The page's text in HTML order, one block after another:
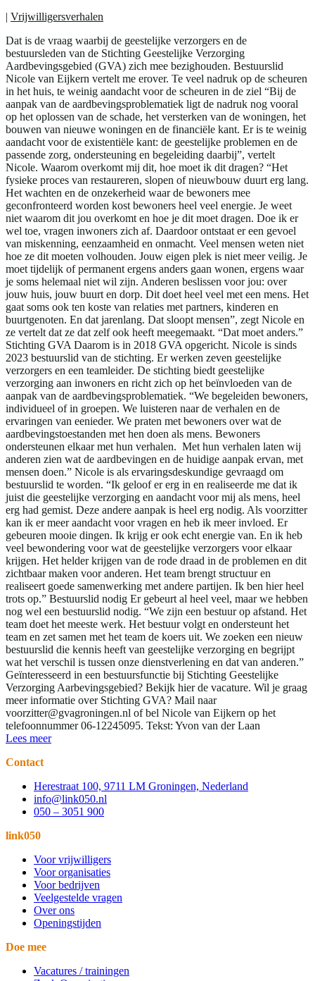
| Vrijwilligersverhalen
Dat is de vraag waarbij de geestelijke verzorgers en de
bestuursleden van de Stichting Geestelijke Verzorging
Aardbevingsgebied (GVA) zich mee bezighouden. Bestuurslid
Nicole van Eijkern vertelt me erover. Te veel nadruk op de scheuren
in het huis, te weinig aandacht voor de scheuren in de ziel “Bij de
aanpak van de aardbevingsproblematiek ligt de nadruk nog vooral
op het oplossen van de schade, het versterken van de woningen, het
bouwen van nieuwe woningen en de financiële kant. Er is te weinig
aandacht voor de existentiële kant: de geestelijke problemen en de
passende zorg, ondersteuning en begeleiding daarbij”, vertelt
Nicole. Waarom overkomt mij dit, hoe moet ik dit dragen? “Het
fysieke proces van restaureren, slopen of nieuwbouw duurt erg lang.
Het wachten en de onzekerheid waar de bewoners mee
geconfronteerd worden kost bewoners heel veel energie. Je weet
niet waarom dit jou overkomt en hoe je dit moet dragen. Doe ik er
wel toe, vragen inwoners zich af. Daardoor ontstaat er een gevoel
van miskenning, eenzaamheid en onmacht. Veel mensen weten niet
hoe ze dit moeten volhouden. Jouw eigen plek is niet meer veilig. Je
moet tijdelijk of permanent ergens anders gaan wonen, ergens waar
je soms helemaal niet wil zijn. Anderen beslissen voor jou: over
jouw huis, jouw buurt en dorp. Dit doet heel veel met een mens. Het
gaat soms ook ten koste van relaties met partners, kinderen en
buurtgenoten. En dat jarenlang. Dat sloopt mensen”, zegt Nicole en
ze vertelt dat ze dat zelf ook heeft meegemaakt. “Dat moet anders.”
Stichting GVA Daarom is in 2018 GVA opgericht. Nicole is sinds
2023 bestuurslid van de stichting. Er werken zeven geestelijke
verzorgers en een teamleider. De stichting biedt geestelijke
verzorging aan inwoners en richt zich op het beïnvloeden van de
aanpak van de aardbevingsproblematiek. “We begeleiden bewoners,
individueel of in groepen. We luisteren naar de verhalen en de
ervaringen van eenieder. We praten met bewoners over wat de
aardbevingstoestanden met hen doen als mens. Bewoners
ondersteunen elkaar met hun verhalen. Met hun verhalen laten wij
anderen zien wat de aardbevingen en de huidige aanpak ervan, met
mensen doen.” Nicole is als ervaringsdeskundige gevraagd om
bestuurslid te worden. “Ik geloof er erg in en realiseerde me dat ik
juist die geestelijke verzorging en aandacht voor mij als mens, heel
erg had gemist. Deze andere aanpak is heel erg nodig. Als voorzitter
kan ik er meer aandacht voor vragen en heb ik meer invloed. Er
gebeuren mooie dingen. Ik krijg er ook echt energie van. En ik heb
veel bewondering voor wat de geestelijke verzorgers voor elkaar
krijgen. Het helder krijgen van de rode draad in de problemen en dit
zichtbaar maken voor anderen. Het team brengt structuur en
realiseert goede samenwerking met andere partijen. Ik ben hier heel
trots op.” Bestuurslid nodig Er gebeurt al heel veel, maar we hebben
nog wel een bestuurslid nodig. “We zijn een bestuur op afstand. Het
team doet het meeste werk. Het bestuur volgt en ondersteunt het
team en zet samen met het team de koers uit. We zoeken een nieuw
bestuurslid die kennis heeft van geestelijke verzorging en begrijpt
wat het verschil is tussen onze dienstverlening en dat van anderen.”
Geïnteresseerd in een bestuursfunctie bij Stichting Geestelijke
Verzorging Aarbevingsgebied? Bekijk hier de vacature. Wil je graag
meer informatie over Stichting GVA? Mail naar
voorzitter@gvagroningen.nl of bel Nicole van Eijkern op het
telefoonnummer 06-12245095. Tekst: Yvon van der Laan
Lees meer
Contact
Herestraat 100, 9711 LM Groningen, Nederland
info@link050.nl
050 – 3051 900
link050
Voor vrijwilligers
Voor organisaties
Voor bedrijven
Veelgestelde vragen
Over ons
Openingstijden
Doe mee
Vacatures / trainingen